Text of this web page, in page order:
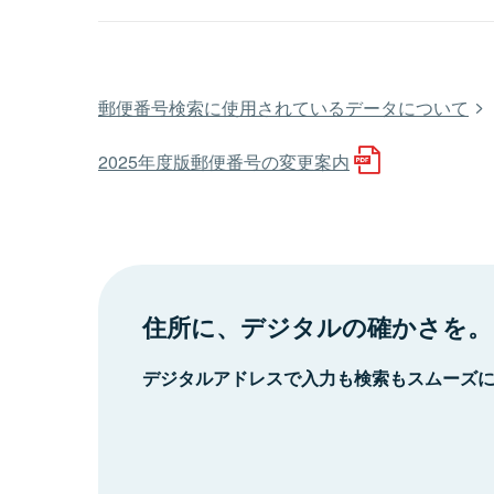
郵便番号検索に使用されているデータについて
2025年度版郵便番号の変更案内
住所に、デジタルの確かさを。
デジタルアドレスで入力も検索もスムーズ